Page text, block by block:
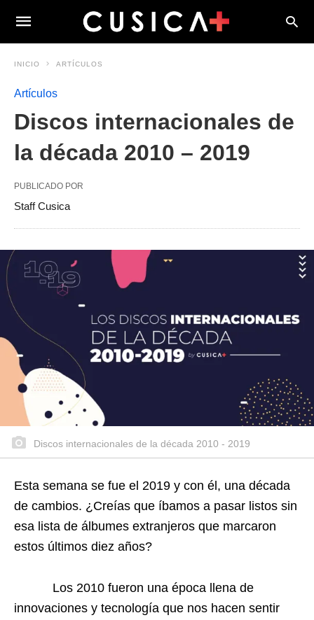
INICIO ARTÍCULOS
Artículos
Discos internacionales de
la década 2010 – 2019
PUBLICADO POR
Staff Cusica
Discos internacionales de la década 2010 - 2019
Esta semana se fue el 2019 y con él, una década
de cambios. ¿Creías que íbamos a pasar listos sin
esa lista de álbumes extranjeros que marcaron
estos últimos diez años?
Los 2010 fueron una época llena de
innovaciones y tecnología que nos hacen sentir